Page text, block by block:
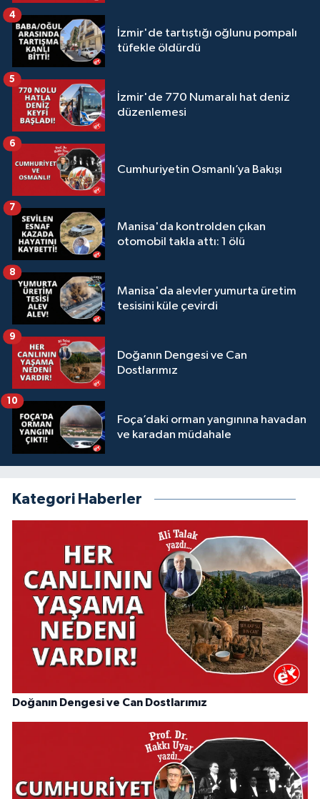
İzmir'de tartıştığı oğlunu pompalı
tüfekle öldürdü
4
İzmir'de 770 Numaralı hat deniz
düzenlemesi
5
Cumhuriyetin Osmanlı’ya Bakışı
6
Manisa'da kontrolden çıkan
otomobil takla attı: 1 ölü
7
Manisa'da alevler yumurta üretim
tesisini küle çevirdi
8
Doğanın Dengesi ve Can
Dostlarımız
9
Foça’daki orman yangınına havadan
ve karadan müdahale
10
Kategori Haberler
Doğanın Dengesi ve Can Dostlarımız